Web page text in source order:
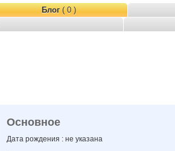
Блог( 0 )
Основное
Дата рождения : не указана